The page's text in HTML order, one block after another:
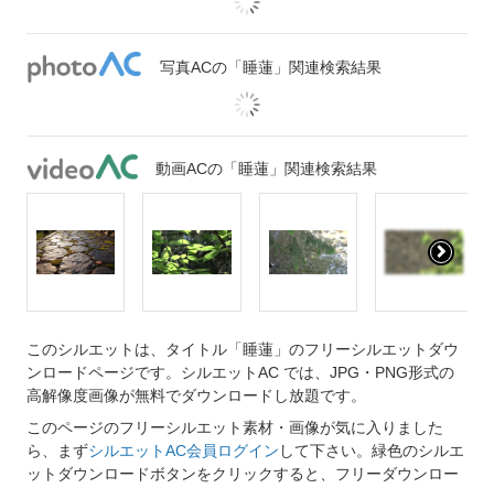
写真ACの「睡蓮」関連検索結果
動画ACの「睡蓮」関連検索結果
このシルエットは、タイトル「睡蓮」のフリーシルエットダウ
ンロードページです。シルエットAC では、JPG・PNG形式の
高解像度画像が無料でダウンロードし放題です。
このページのフリーシルエット素材・画像が気に入りました
ら、まずシルエットAC会員ログイン して下さい。緑色のシルエ
ットダウンロードボタンをクリックすると、フリーダウンロー